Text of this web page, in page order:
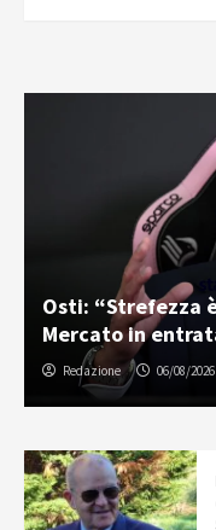
Osti: “Strefezza
Mercato in
Redazione 06/08/2026